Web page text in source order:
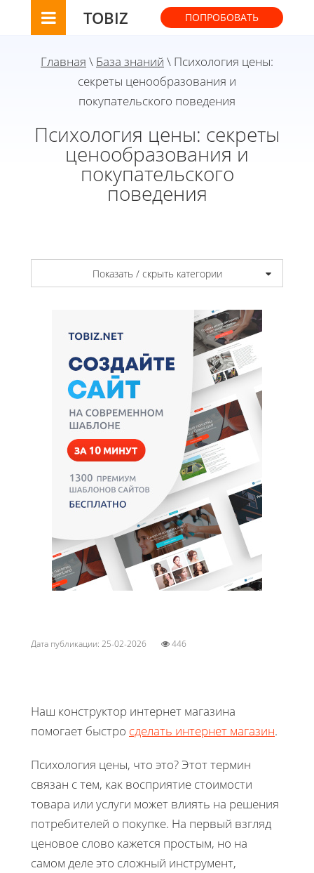
TOBIZ ПОПРОБОВАТЬ
Главная \ База знаний \ Психология цены:
секреты ценообразования и
покупательского поведения
Психология цены: секреты
ценообразования и
покупательского
поведения
Показать / скрыть категории
Дата публикации: 25-02-2026 446
Наш конструктор интернет магазина
помогает быстро сделать интернет магазин.
Психология цены, что это? Этот термин
связан с тем, как восприятие стоимости
товара или услуги может влиять на решения
потребителей о покупке. На первый взгляд
ценовое слово кажется простым, но на
самом деле это сложный инструмент,